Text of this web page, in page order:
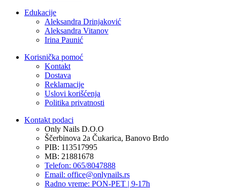
Edukacije
Aleksandra Drinjaković
Aleksandra Vitanov
Irina Paunić
Korisnička pomoć
Kontakt
Dostava
Reklamacije
Uslovi korišćenja
Politika privatnosti
Kontakt podaci
Only Nails D.O.O
Ščerbinova 2a Čukarica, Banovo Brdo
PIB: 113517995
MB: 21881678
Telefon: 065/8047888
Email: office@onlynails.rs
Radno vreme: PON-PET | 9-17h